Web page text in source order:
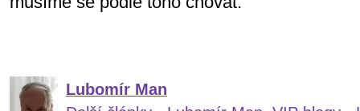
Lubomír Man